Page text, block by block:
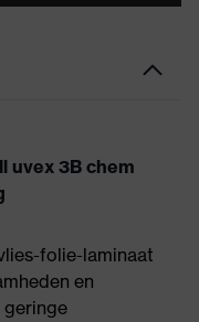
uvex 3B chem
folie-laminaat
en
geringe